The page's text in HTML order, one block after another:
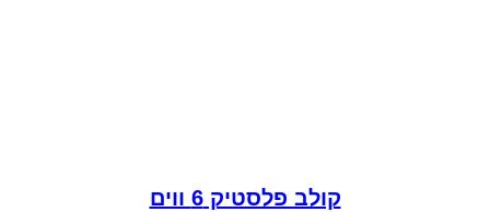
קולב פלסטיק 6 ווים